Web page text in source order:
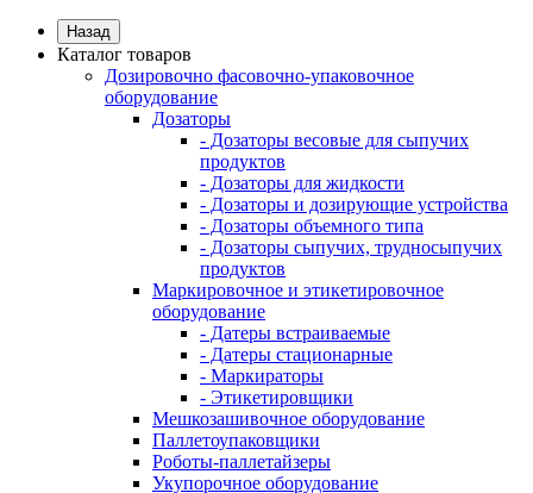
Назад
Каталог товаров
Дозировочно фасовочно-упаковочное
оборудование
Дозаторы
- Дозаторы весовые для сыпучих
продуктов
- Дозаторы для жидкости
- Дозаторы и дозирующие устройства
- Дозаторы объемного типа
- Дозаторы сыпучих, трудносыпучих
продуктов
Маркировочное и этикетировочное
оборудование
- Датеры встраиваемые
- Датеры стационарные
- Маркираторы
- Этикетировщики
Мешкозашивочное оборудование
Паллетоупаковщики
Роботы-паллетайзеры
Укупорочное оборудование